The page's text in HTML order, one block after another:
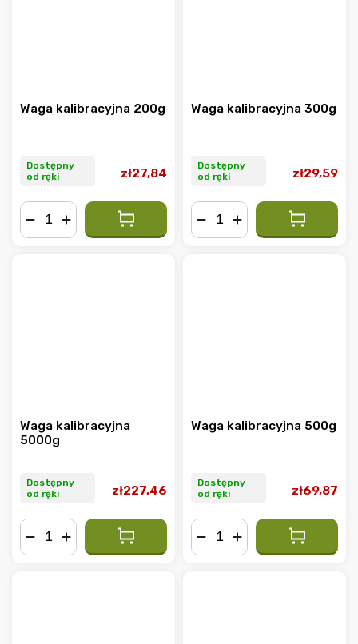
Waga kalibracyjna 200g
Dostępny
od ręki
zł27,84
Waga kalibracyjna 300g
Dostępny
od ręki
zł29,59
Waga kalibracyjna
5000g
Dostępny
od ręki
zł227,46
Waga kalibracyjna 500g
Dostępny
od ręki
zł69,87